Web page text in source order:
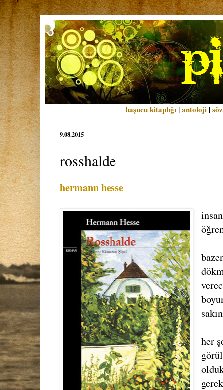
başucu kitaplığı |antoloji |
9.08.2015
rosshalde
hermann hesse
her